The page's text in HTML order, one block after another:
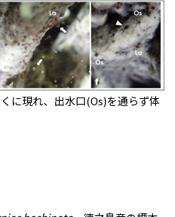
に現れ、出水口(Os)を通らず体